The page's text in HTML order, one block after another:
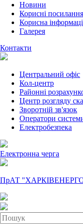
Новини
Корисні посилання
Корисна
Галерея
Контакти
Центральний офіс
Кол-центр
Районні
Центр розгляду
Зворотній зв'язок
Оператори
Електробезпека
Електронна черга
ПрАТ